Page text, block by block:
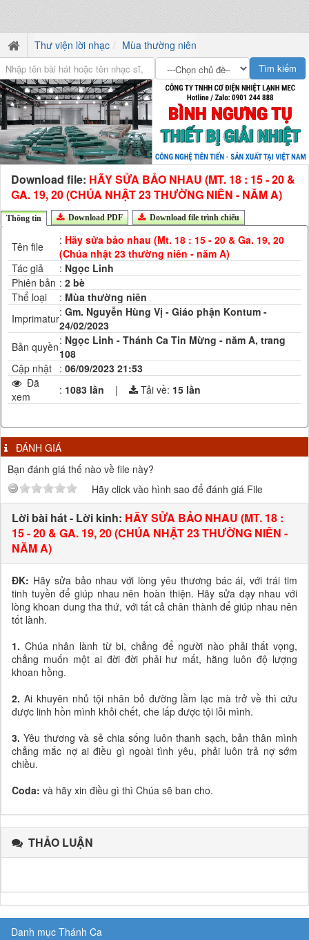
Thư viện lời nhạc Mùa thường niên
Download file: HÃY SỬA BẢO NHAU (MT. 18 : 15 - 20 &
GA. 19, 20 (CHÚA NHẬT 23 THƯỜNG NIÊN - NĂM A)
Thông tin Download PDF Download file trình chiếu
Tên file : Hãy sửa bảo nhau (Mt. 18 : 15 - 20 & Ga. 19, 20
(Chúa nhật 23 thường niên - năm A)
Tác giả
: Ngọc Linh
Phiên bản : 2 bè
Thể loại
: Mùa thường niên
Imprimatur: Gm. Nguyễn Hùng Vị - Giáo phận Kontum -
24/02/2023
Bản quyền: Ngọc Linh - Thánh Ca Tin Mừng - năm A, trang
108
Cập nhật : 06/09/2023 21:53
Đã
xem
: 1083 lần | Tải về: 15 lần
ĐÁNH GIÁ
Bạn đánh giá thế nào về file này?
Hãy click vào hình sao để đánh giá File
Lời bài hát - Lời kinh: HÃY SỬA BẢO NHAU (MT. 18 :
15 - 20 & GA. 19, 20 (CHÚA NHẬT 23 THƯỜNG NIÊN -
NĂM A)
ĐK: Hãy sửa bảo nhau với lòng yêu thương bác ái, với trái tim
tinh tuyền để giúp nhau nên hoàn thiện. Hãy sửa dạy nhau với
lòng khoan dung tha thứ, với tất cả chân thành để giúp nhau nên
tốt lành.
1. Chúa nhân lành từ bi, chẳng để người nào phải thất vọng,
chẳng muốn một ai đời đời phải hư mất, hằng luôn độ lượng
khoan hồng.
2. Ai khuyên nhủ tội nhân bỏ đường lầm lạc mà trở về thì cứu
được linh hồn mình khỏi chết, che lấp được tội lỗi mình.
3. Yêu thương và sẻ chia sống luôn thanh sạch, bản thân mình
chẳng mắc nợ ai điều gì ngoài tình yêu, phải luôn trả nợ sớm
chiều.
Coda: và hãy xin điều gì thì Chúa sẽ ban cho.
THẢO LUẬN
Danh mục Thánh Ca